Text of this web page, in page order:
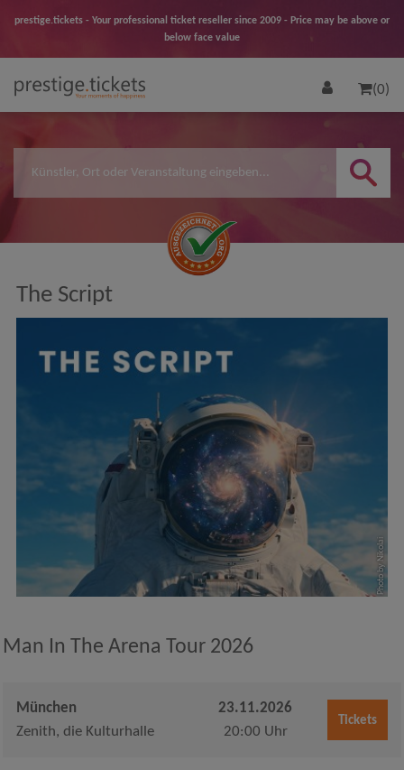
prestige.tickets - Your professional ticket reseller since 2009 - Price may be above or
below face value
(0)
The Script
Photo by Nikolai
Man In The Arena Tour 2026
München
Zenith, die Kulturhalle
23.11.2026
20:00 Uhr
Tickets